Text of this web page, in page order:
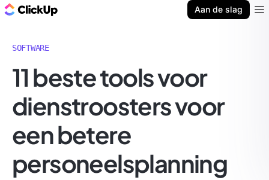
Aan de slag
SOFTWARE
11 beste tools voor
dienstroosters voor
een betere
personeelsplanning